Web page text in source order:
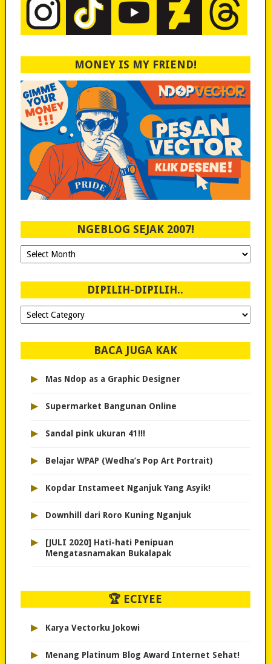
MONEY IS MY FRIEND!
NGEBLOG SEJAK 2007!
Ngeblog
Sejak
DIPILIH-DIPILIH..
Dipilih-
dipilih..
BACA JUGA KAK
▸ Mas Ndop as a Graphic Designer
▸ Supermarket Bangunan Online
▸ Sandal pink ukuran 41!!!
▸ Belajar WPAP (Wedha’s Pop Art Portrait)
▸ Kopdar Instameet Nganjuk Yang Asyik!
▸ Downhill dari Roro Kuning Nganjuk
▸
[JULI 2020] Hati-hati Penipuan
Mengatasnamakan Bukalapak
🏆 ECIYEE
▸ Karya Vectorku Jokowi
▸ Menang Platinum Blog Award Internet Sehat!